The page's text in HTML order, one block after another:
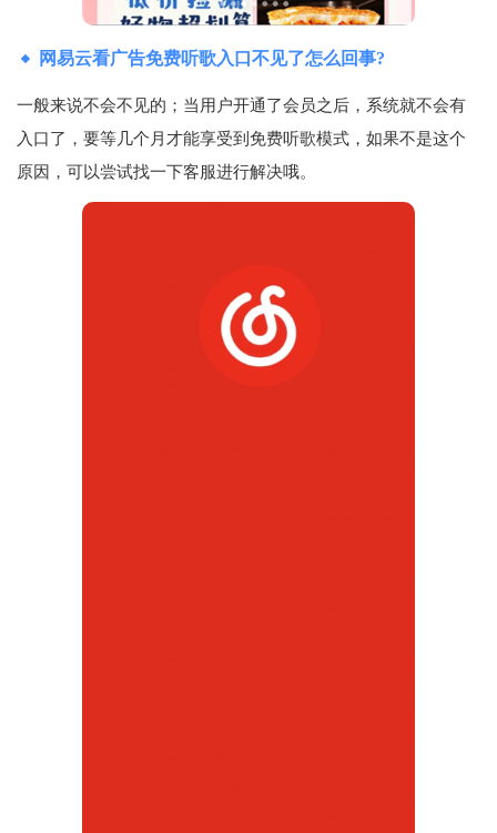
网易云看广告免费听歌入口不见了怎么回事?
一般来说不会不见的；当用户开通了会员之后，系统就不会有
入口了，要等几个月才能享受到免费听歌模式，如果不是这个
原因，可以尝试找一下客服进行解决哦。